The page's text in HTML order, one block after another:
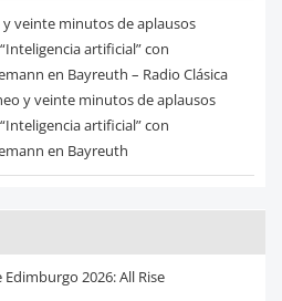
veinte minutos de aplausos
artificial” con
en Bayreuth – Radio Clásica
y veinte minutos de aplausos
artificial” con
en Bayreuth
2026: All Rise